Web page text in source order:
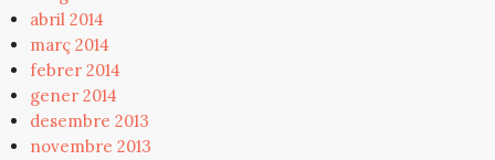
abril 2014
març 2014
febrer 2014
gener 2014
desembre 2013
novembre 2013